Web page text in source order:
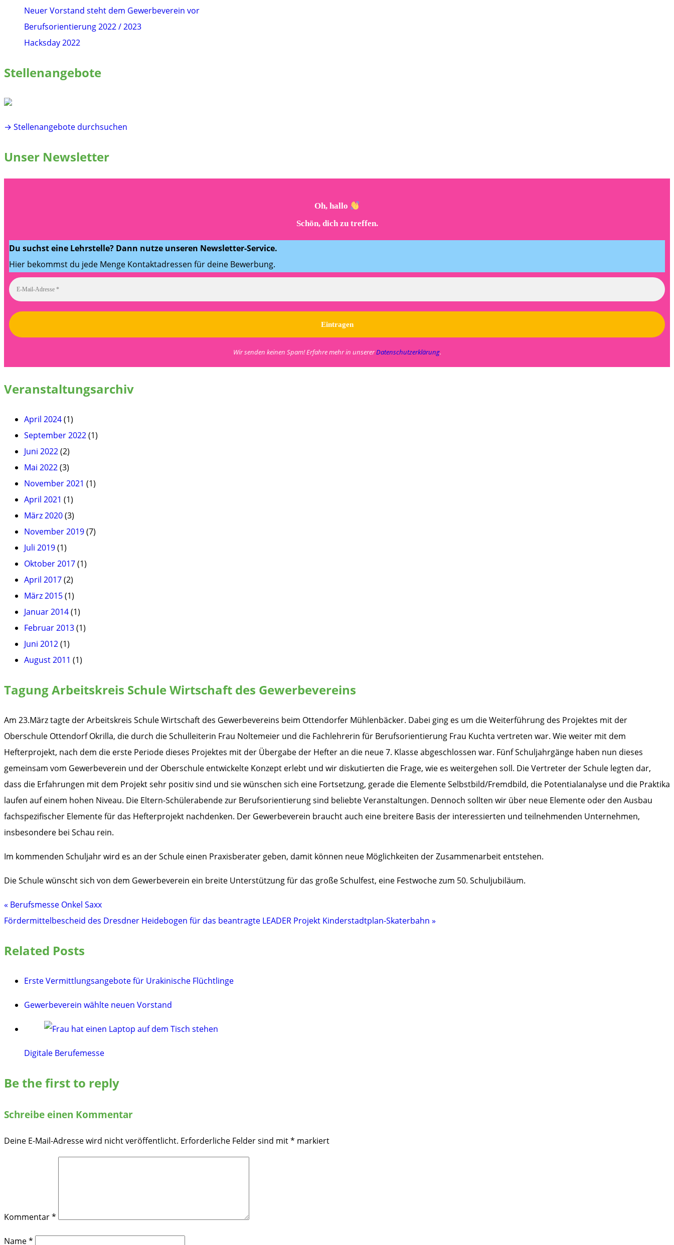
Neuer Vorstand steht dem Gewerbeverein vor
Berufsorientierung 2022 / 2023
Hacksday 2022
Stellenangebote
→ Stellenangebote durchsuchen
Unser Newsletter
Oh, hallo
Schön, dich zu treffen.
Du suchst eine Lehrstelle? Dann nutze unseren Newsletter-Service.
Hier bekommst du jede Menge Kontaktadressen für deine Bewerbung.
Wir senden keinen Spam! Erfahre mehr in unsererDatenschutzerklärung.
Veranstaltungsarchiv
April 2024(1)
September 2022(1)
Juni 2022(2)
Mai 2022(3)
November 2021 (1)
April 2021 (1)
März 2020(3)
November 2019(7)
Juli 2019(1)
Oktober 2017(1)
April 2017(2)
März 2015(1)
Januar 2014(1)
Februar 2013(1)
Juni 2012(1)
August 2011 (1)
Tagung Arbeitskreis Schule Wirtschaft des Gewerbevereins
Am 23.März tagte der Arbeitskreis Schule Wirtschaft des Gewerbevereins beim Ottendorfer Mühlenbäcker. Dabei ging es um die Weiterführung des Projektes mit der
Oberschule Ottendorf Okrilla, die durch die Schulleiterin Frau Noltemeier und die Fachlehrerin für Berufsorientierung Frau Kuchta vertreten war. Wie weiter mit dem
Hefterprojekt, nach dem die erste Periode dieses Projektes mit der Übergabe der Hefter an die neue 7. Klasse abgeschlossen war. Fünf Schuljahrgänge haben nun dieses
gemeinsam vom Gewerbeverein und der Oberschule entwickelte Konzept erlebt und wir diskutierten die Frage, wie es weitergehen soll. Die Vertreter der Schule legten dar,
dass die Erfahrungen mit dem Projekt sehr positiv sind und sie wünschen sich eine Fortsetzung, gerade die Elemente Selbstbild/Fremdbild, die Potentialanalyse und die Praktika
laufen auf einem hohen Niveau. Die Eltern-Schülerabende zur Berufsorientierung sind beliebte Veranstaltungen. Dennoch sollten wir über neue Elemente oder den Ausbau
fachspezifischer Elemente für das Hefterprojekt nachdenken. Der Gewerbeverein braucht auch eine breitere Basis der interessierten und teilnehmenden Unternehmen,
insbesondere bei Schau rein.
Im kommenden Schuljahr wird es an der Schule einen Praxisberater geben, damit können neue Möglichkeiten der Zusammenarbeit entstehen.
Die Schule wünscht sich von dem Gewerbeverein ein breite Unterstützung für das große Schulfest, eine Festwoche zum 50. Schuljubiläum.
Beitragsnavigation
« Berufsmesse Onkel Saxx
Fördermittelbescheid des Dresdner Heidebogen für das beantragte LEADER Projekt Kinderstadtplan-Skaterbahn »
Related Posts
Erste Vermittlungsangebote für Urakinische Flüchtlinge
Gewerbeverein wählte neuen Vorstand
Digitale Berufemesse
Be the first to reply
Schreibe einen Kommentar
Deine E-Mail-Adresse wird nicht veröffentlicht. Erforderliche Felder sind mit* markiert
Kommentar*
Name*